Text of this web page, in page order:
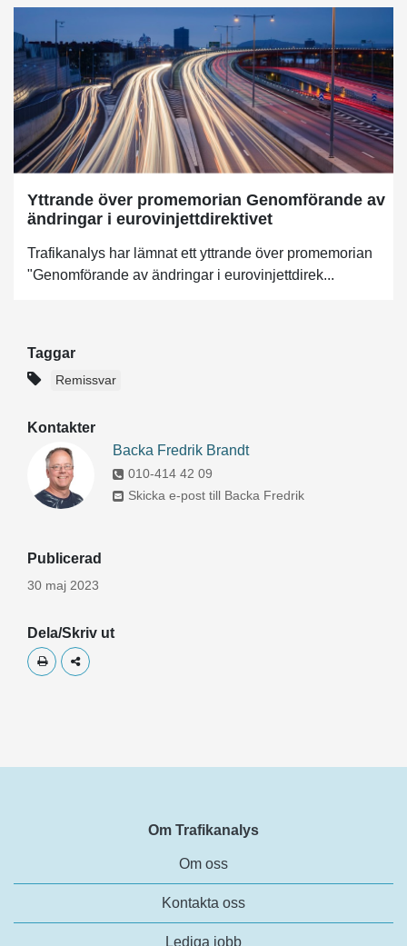
Yttrande över promemorian Genomförande av
ändringar i eurovinjettdirektivet
Trafikanalys har lämnat ett yttrande över promemorian
"Genomförande av ändringar i eurovinjettdirek...
Taggar
Remissvar
Kontakter
Backa Fredrik Brandt
010-414 42 09
Skicka e-post till Backa Fredrik
Publicerad
30 maj 2023
Dela/Skriv ut
Skriv utDela
Om Trafikanalys
Om oss
Kontakta oss
Lediga jobb